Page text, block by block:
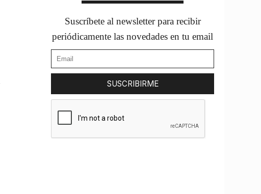
Suscríbete al newsletter para recibir
periódicamente las novedades en tu email
SUSCRIBIRME